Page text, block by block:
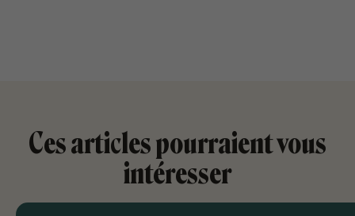
Ces articles pourraient vous
intéresser